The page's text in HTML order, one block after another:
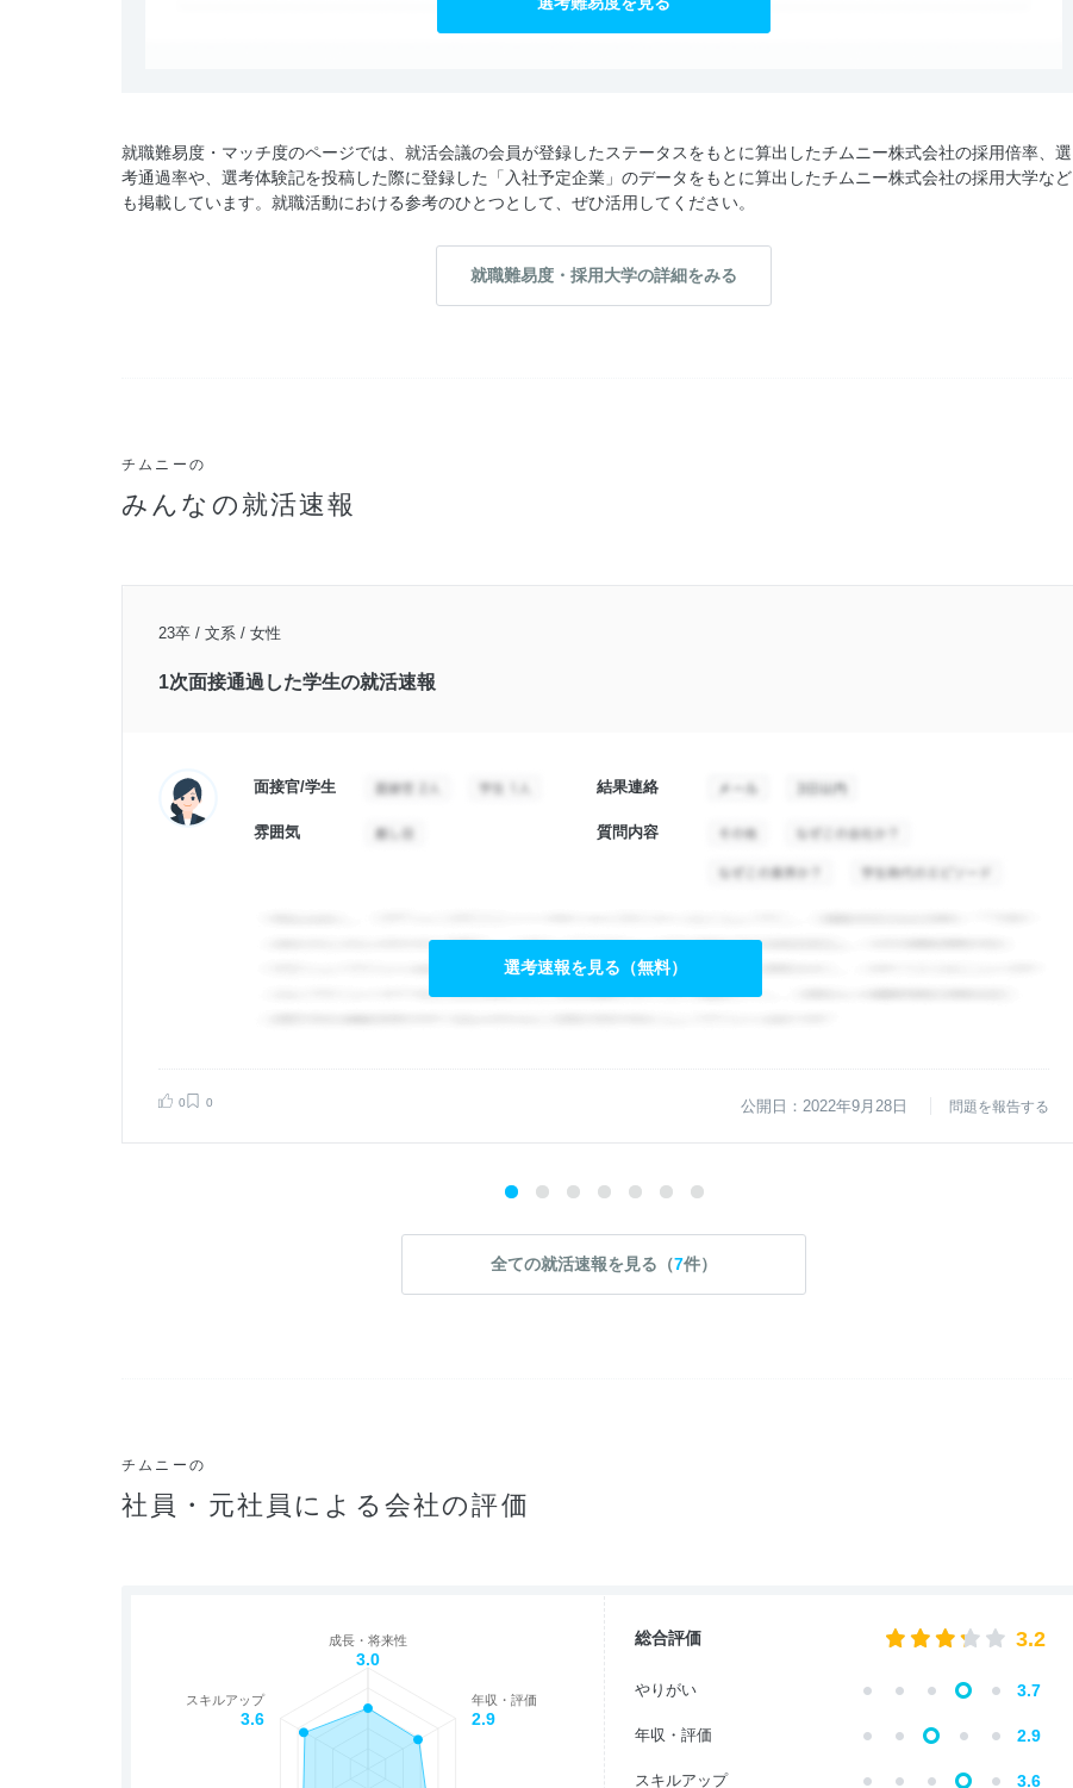
就職難易度・マッチ度のページでは、就活会議の会員が登録したステータスをもとに算出したチムニー株式会社の採用倍率、選
考通過率や、選考体験記を投稿した際に登録した「入社予定企業」のデータをもとに算出したチムニー株式会社の採用大学など
も掲載しています。就職活動における参考のひとつとして、ぜひ活用してください。
就職難易度・採用大学の詳細をみる
チムニーの
みんなの就活速報
23卒 / 文系 / 女性
1次面接通過した学生の就活速報
面接官/学生 結果連絡
雰囲気 質問内容
選考速報を見る（無料）
0 0 公開日：2022年9月28日 問題を報告する
全ての就活速報を見る（7件）
チムニーの
社員・元社員による会社の評価
成長・将来性
3.0
年収・評価
2.9
スキルアップ
3.6
総合評価 3.2
やりがい 3.7
年収・評価 2.9
スキルアップ 3.6